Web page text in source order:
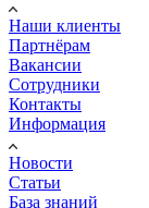
Наши клиенты
Партнёрам
Вакансии
Сотрудники
Контакты
Информация
Новости
Статьи
База знаний